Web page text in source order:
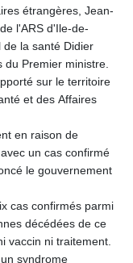
étrangères, Jean-
l'ARS d'Ile-de-
de la santé Didier
Premier ministre.
sur le territoire
et des Affaires
en raison de
un cas confirmé
le gouvernement
cas confirmés parmi
décédées de ce
vaccin ni traitement.
syndrome